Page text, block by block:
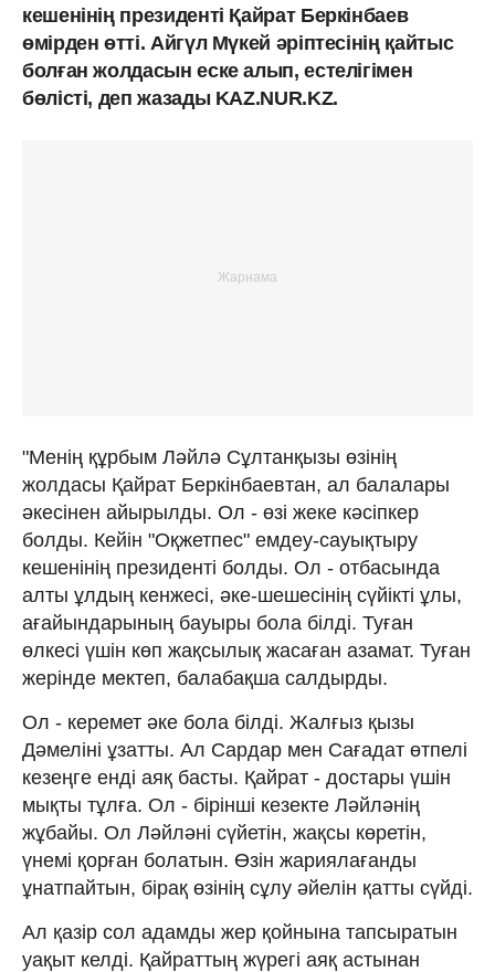
кешенінің президенті Қайрат Беркінбаев
өмірден өтті. Айгүл Мүкей әріптесінің қайтыс
болған жолдасын еске алып, естелігімен
бөлісті, деп жазады KAZ.NUR.KZ.
"Менің құрбым Ләйлә Сұлтанқызы өзінің
жолдасы Қайрат Беркінбаевтан, ал балалары
әкесінен айырылды. Ол - өзі жеке кәсіпкер
болды. Кейін "Оқжетпес" емдеу-сауықтыру
кешенінің президенті болды. Ол - отбасында
алты ұлдың кенжесі, әке-шешесінің сүйікті ұлы,
ағайындарының бауыры бола білді. Туған
өлкесі үшін көп жақсылық жасаған азамат. Туған
жерінде мектеп, балабақша салдырды.
Ол - керемет әке бола білді. Жалғыз қызы
Дәмеліні ұзатты. Ал Сардар мен Сағадат өтпелі
кезеңге енді аяқ басты. Қайрат - достары үшін
мықты тұлға. Ол - бірінші кезекте Ләйләнің
жұбайы. Ол Ләйләні сүйетін, жақсы көретін,
үнемі қорған болатын. Өзін жариялағанды
ұнатпайтын, бірақ өзінің сұлу әйелін қатты сүйді.
Ал қазір сол адамды жер қойнына тапсыратын
уақыт келді. Қайраттың жүрегі аяқ астынан